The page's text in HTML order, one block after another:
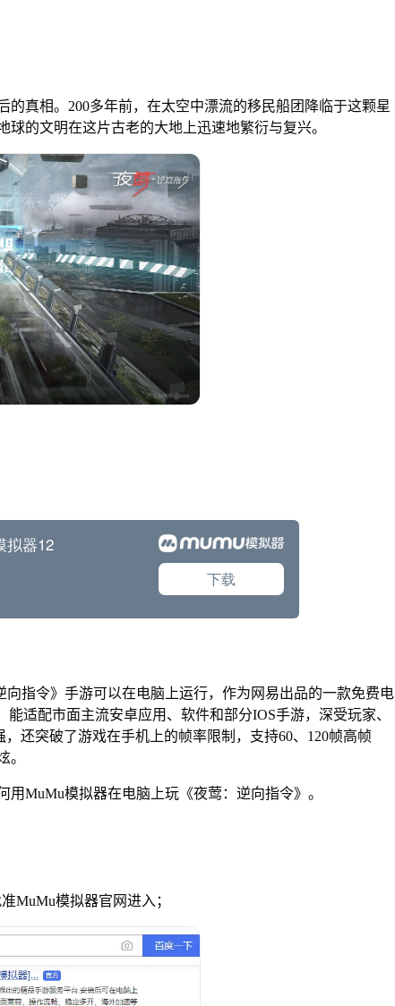
真相。200多年前，在太空中漂流的移民船团降临于这颗星
的文明在这片古老的大地上迅速地繁衍与复兴。
指令》手游可以在电脑上运行，作为网易出品的一款免费电
适配市面主流安卓应用、软件和部分IOS手游，深受玩家、
还突破了游戏在手机上的帧率限制，支持60、120帧高帧
。
MuMu模拟器在电脑上玩《夜莺：逆向指令》。
模拟器官网进入；